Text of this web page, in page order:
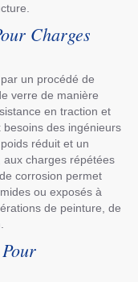
Charges
un procédé de
verre de manière
en traction et
des ingénieurs
réduit et un
charges répétées
corrosion permet
ou exposés à
de peinture, de